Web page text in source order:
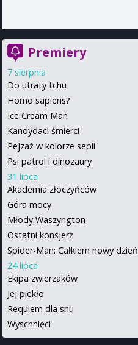
Premiery
7 sierpnia
Do utraty tchu
Homo sapiens?
Ice Cream Man
Kandydaci śmierci
Pejzaż w kolorze sepii
Psi patrol i dinozaury
31 lipca
Akademia złoczyńców
Góra mocy
Młody Waszyngton
Ostatni konsjerż
Spider-Man: Całkiem nowy dzień
24 lipca
Ekipa zwierzaków
Jej piekło
Requiem dla snu
Wyschnięci